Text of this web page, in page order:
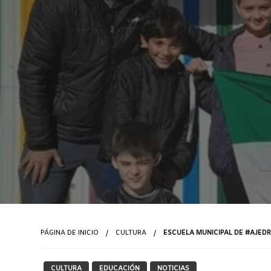
PÁGINA DE INICIO CULTURA ESCUELA MUNICIPAL DE
CULTURA EDUCACIÓN NOTICIAS